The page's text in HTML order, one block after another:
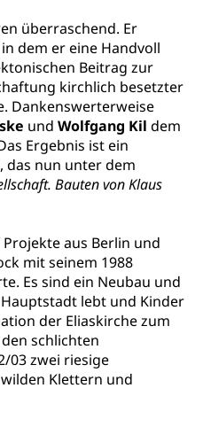
überraschend. Er
dem er eine Handvoll
Beitrag zur
kirchlich besetzter
Dankenswerterweise
und Wolfgang Kil dem
Ergebnis ist ein
das nun unter dem
Bauten von Klaus
aus Berlin und
mit seinem 1988
Es sind ein Neubau und
lebt und Kinder
der Eliaskirche zum
schlichten
03 zwei riesige
Klettern und